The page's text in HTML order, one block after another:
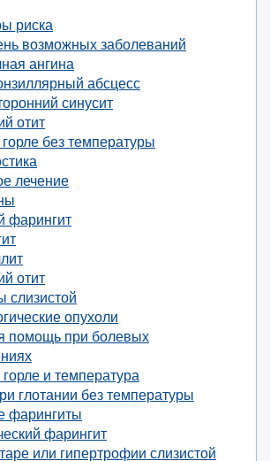
риска
возможных заболеваний
ангина
абсцесс
синусит
отит
без температуры
лечение
фарингит
отит
слизистой
опухоли
помощь при болевых
и температура
глотании без температуры
фарингиты
фарингит
или гипертрофии слизистой